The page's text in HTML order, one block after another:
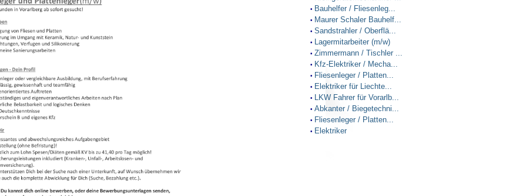
• Bauhelfer / Fliesenleg...
• Maurer Schaler Bauhelf...
• Sandstrahler / Oberflä...
• Lagermitarbeiter (m/w)
• Zimmermann / Tischler ...
• Kfz-Elektriker / Mecha...
• Fliesenleger / Platten...
• Elektriker für Liechte...
• LKW Fahrer für Vorarlb...
• Abkanter / Biegetechni...
• Fliesenleger / Platten...
• Elektriker